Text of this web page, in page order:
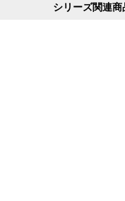
シリーズ関連商